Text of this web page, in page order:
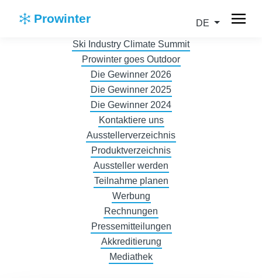
Prowinter DE
Ski Industry Climate Summit
Prowinter goes Outdoor
Die Gewinner 2026
Die Gewinner 2025
Die Gewinner 2024
Kontaktiere uns
Ausstellerverzeichnis
Produktverzeichnis
Aussteller werden
Teilnahme planen
Werbung
Rechnungen
Pressemitteilungen
Akkreditierung
Mediathek